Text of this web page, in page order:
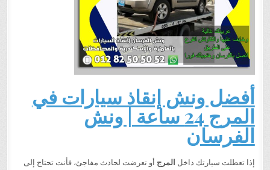
أفضل ونش إنقاذ سيارات في
المرج 24 ساعة | ونش
الفرسان
إذا تعطلت سيارتك داخل المرج أو تعرضت لحادث مفاجئ، فأنت تحتاج إلى